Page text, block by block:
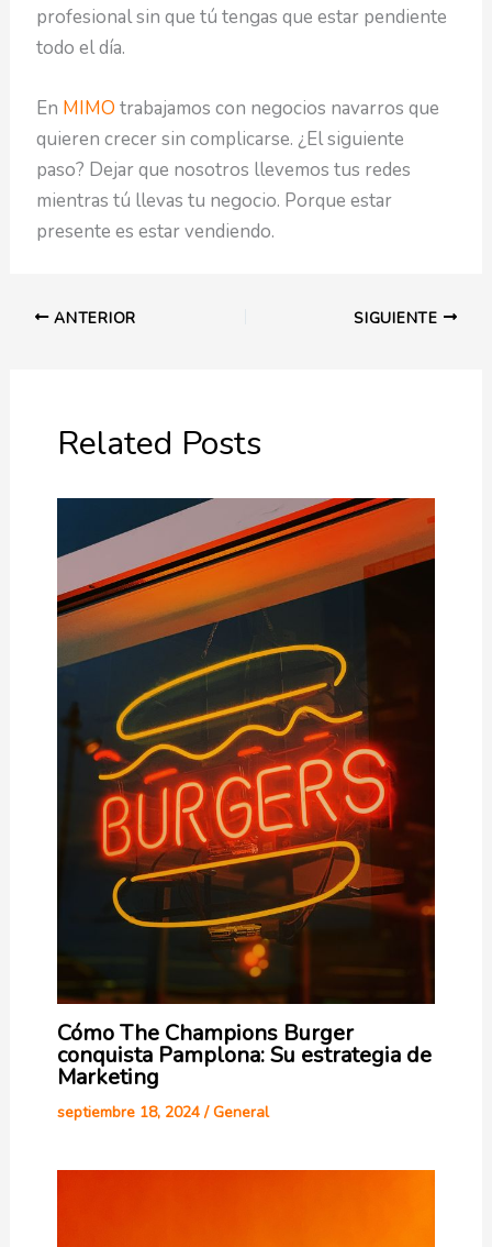
profesional sin que tú tengas que estar pendiente
todo el día.
En MIMOtrabajamos con negocios navarros que
quieren crecer sin complicarse. ¿El siguiente
paso? Dejar que nosotros llevemos tus redes
mientras tú llevas tu negocio. Porque estar
presente es estar vendiendo.
ANTERIOR SIGUIENTE
Related Posts
Cómo The Champions Burger
conquista Pamplona: Su estrategia de
Marketing
septiembre 18, 2024 /General